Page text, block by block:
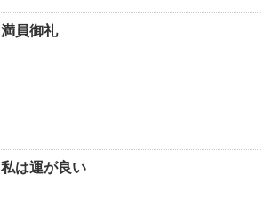
満員御礼
私は運が良い